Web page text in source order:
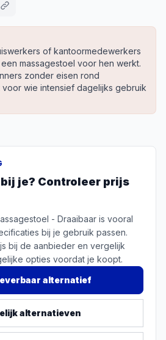
of kantoormedewerkers
massagestoel voor hen werkt.
zonder eisen rond
voor wie intensief dagelijks gebruik
je? Controleer prijs
- Draaibaar is vooral
bij je gebruik passen.
bij de aanbieder en vergelijk
opties voordat je koopt.
alternatief
alternatieven